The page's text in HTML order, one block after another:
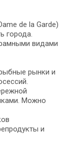
de la Garde)
города.
видами
рынки и
Можно
и